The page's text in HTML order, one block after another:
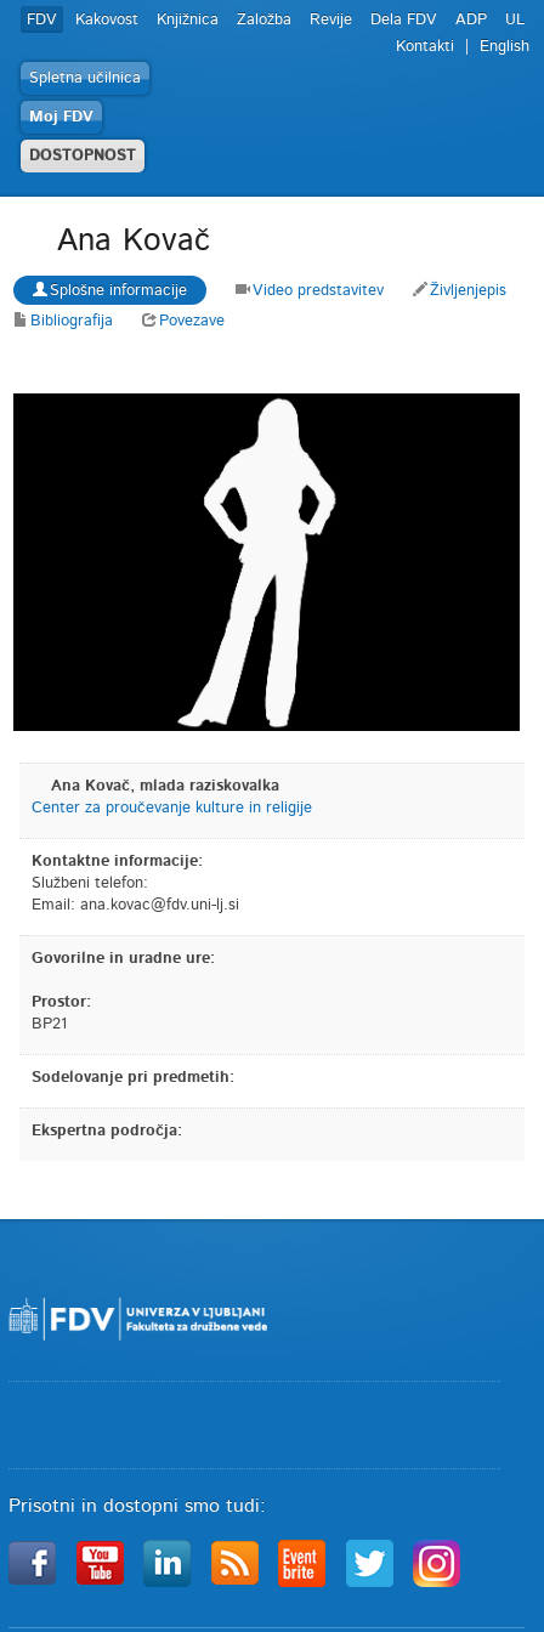
FDV Kakovost Knjižnica Založba Revije Dela FDV ADP
UL
Kontakti
English
Spletna učilnica
Moj FDV
DOSTOPNOST
Ana Kovač
Splošne informacije Video predstavitev
Življenjepis
Bibliografija
Povezave
Ana Kovač, mlada raziskovalka
Center za proučevanje kulture in religije
Kontaktne informacije:
Službeni telefon:
Email: is.jl-inu.vdf@cavok.ana
Govorilne in uradne ure:
Prostor:
BP21
Sodelovanje pri predmetih:
Ekspertna področja:
Prisotni in dostopni smo tudi: